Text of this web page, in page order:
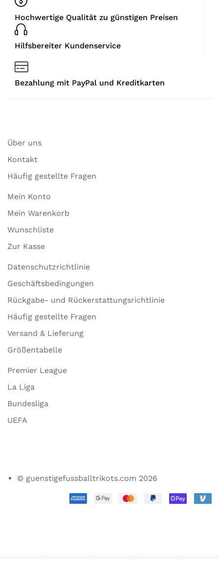
Hochwertige Qualität zu günstigen Preisen
Hilfsbereiter Kundenservice
Bezahlung mit PayPal und Kreditkarten
Über uns
Kontakt
Häufig gestellte Fragen
Mein Konto
Mein Warenkorb
Wunschliste
Zur Kasse
Datenschutzrichtlinie
Geschäftsbedingungen
Rückgabe- und Rückerstattungsrichtlinie
Häufig gestellte Fragen
Versand & Lieferung
Größentabelle
Premier League
La Liga
Bundesliga
UEFA
© guenstigefussballtrikots.com 2026